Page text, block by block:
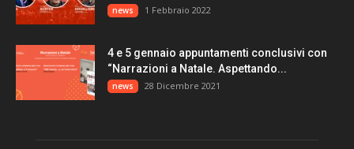
news 1 Febbraio 2022
4 e 5 gennaio appuntamenti conclusivi con
“Narrazioni a Natale. Aspettando...
news 28 Dicembre 2021